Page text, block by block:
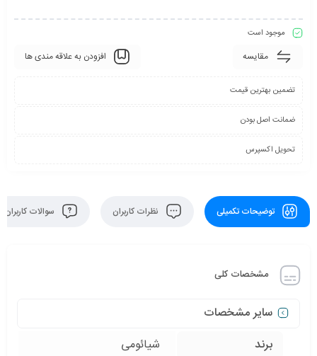
موجود است
مقایسه افزودن به علاقه مندی ها
تضمین بهترین قیمت
ضمانت اصل بودن
تحویل اکسپرس
توضیحات تکمیلی نظرات کاربران سوالات کاربران
مشخصات کلی
سایر مشخصات
برند
شیائومی